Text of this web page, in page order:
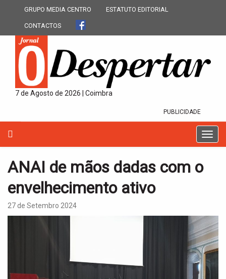
GRUPO MEDIA CENTRO ESTATUTO EDITORIAL
CONTACTOS
7 de Agosto de 2026 | Coimbra
PUBLICIDADE
T
o
i
g
a
t
ANAI de mãos dadas com o
envelhecimento ativo
27 de Setembro 2024